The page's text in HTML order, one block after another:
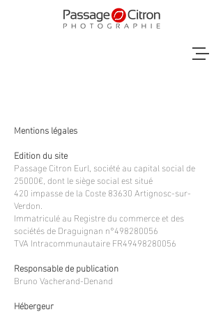
Mentions légales
Edition du site
Passage Citron Eurl, société au capital social de
25000€, dont le siège social est situé
420 impasse de la Coste 83630 Artignosc-sur-
Verdon.
Immatriculé au Registre du commerce et des
sociétés de Draguignan n°498280056
TVA Intracommunautaire FR49498280056
Responsable de publication
Bruno Vacherand-Denand
Hébergeur